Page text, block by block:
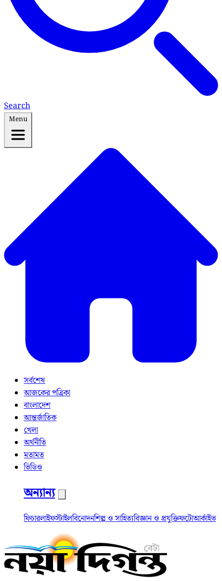
Search
Menu
সর্বশেষ
আজকের পত্রিকা
বাংলাদেশ
আন্তর্জাতিক
খেলা
অর্থনীতি
মতামত
ভিডিও
অন্যান্য
ফিচারলাইফস্টাইলবিনোদনশিল্প ও সাহিত্যবিজ্ঞান ও প্রযুক্তিফটোআর্কাইভ